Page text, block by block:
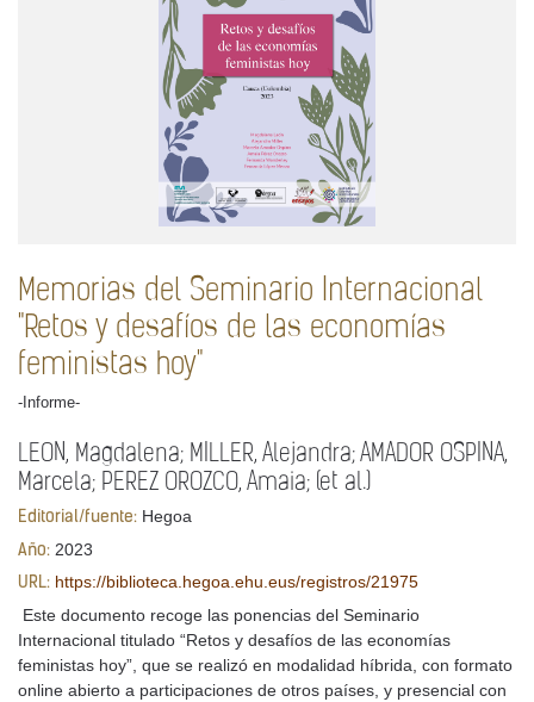
Memorias del Seminario Internacional
"Retos y desafíos de las economías
feministas hoy"
-Informe-
LEON, Magdalena; MILLER, Alejandra; AMADOR OSPINA,
Marcela; PEREZ OROZCO, Amaia; (et al.)
Editorial/fuente: Hegoa
Año: 2023
URL: https://biblioteca.hegoa.ehu.eus/registros/21975
Este documento recoge las ponencias del Seminario
Internacional titulado “Retos y desafíos de las economías
feministas hoy”, que se realizó en modalidad híbrida, con formato
online abierto a participaciones de otros países, y presencial con